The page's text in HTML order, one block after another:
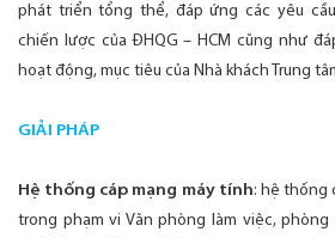
phát triển tổng thể, đáp ứng các yêu
chiến lược của ĐHQG – HCM cũng như
hoạt động, mục tiêu của Nhà khách Trung
GIẢI PHÁP
Hệ thống cáp mạng máy tính: hệ thống
trong phạm vi Văn phòng làm việc,